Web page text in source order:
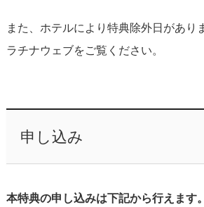
また、ホテルにより特典除外日があり
ラチナウェブをご覧ください。
申し込み
本特典の申し込みは下記から行えます。